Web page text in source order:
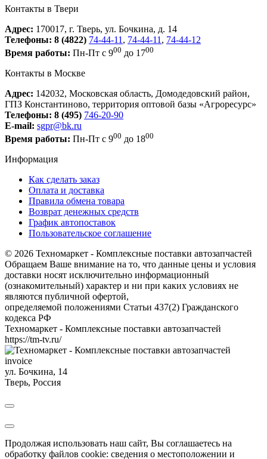
Контакты в Твери
Адрес: 170017, г. Тверь, ул. Бочкина, д. 14
Телефоны: 8 (4822) 74-44-11 , 74-44-11 , 74-44-12
Время работы: Пн-Пт с 900 до 1700
Контакты в Москве
Адрес: 142032, Московская область, Домодедовский район,
ГПЗ Константиново, территория оптовой базы «Агроресурс»
Телефоны: 8 (495) 746-20-90
E-mail: sgpr@bk.ru
Время работы: Пн-Пт с 900 до 1800
Информация
Как сделать заказ
Оплата и доставка
Правила обмена товара
Возврат денежных средств
График автопоставок
Пользовательское соглашение
© 2026 Техномаркет - Комплексные поставки автозапчастей
Обращаем Ваше внимание на то, что данные цены и условия
доставки носят исключительно информационный
(ознакомительный) характер и ни при каких условиях не
являются публичной офертой,
определяемой положениями Статьи 437(2) Гражданского
кодекса РФ
Техномаркет - Комплексные поставки автозапчастей
https://tm-tv.ru/
invoice
ул. Бочкина, 14
Тверь, Россия
Продолжая использовать наш сайт, Вы соглашаетесь на
обработку файлов cookie: сведения о местоположении и